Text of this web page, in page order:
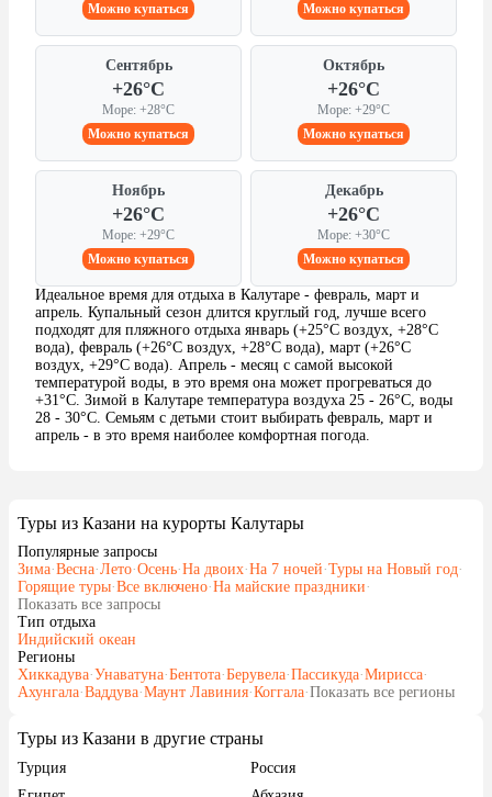
Можно купаться
Можно купаться
Сентябрь
+26°C
Море: +28°C
Можно купаться
Октябрь
+26°C
Море: +29°C
Можно купаться
Ноябрь
+26°C
Море: +29°C
Можно купаться
Декабрь
+26°C
Море: +30°C
Можно купаться
Идеальное время для отдыха в Калутаре - февраль, март и
апрель. Купальный сезон длится круглый год, лучше всего
подходят для пляжного отдыха январь (+25°C воздух, +28°C
вода), февраль (+26°C воздух, +28°C вода), март (+26°C
воздух, +29°C вода). Апрель - месяц с самой высокой
температурой воды, в это время она может прогреваться до
+31°C. Зимой в Калутаре температура воздуха 25 - 26°C, воды
28 - 30°C. Семьям с детьми стоит выбирать февраль, март и
апрель - в это время наиболее комфортная погода.
Туры из Казани на курорты Калутары
Популярные запросы
Зима·Весна·Лето·Осень·На двоих·На 7 ночей·Туры на Новый год·
Горящие туры·Все включено·На майские праздники·
Показать все запросы
Тип отдыха
Индийский океан
Регионы
Хиккадува·Унаватуна·Бентота·Берувела·Пассикуда·Мирисса·
Ахунгала·Ваддува·Маунт Лавиния·Коггала·Показать все регионы
Туры из Казани в другие страны
Турция
Россия